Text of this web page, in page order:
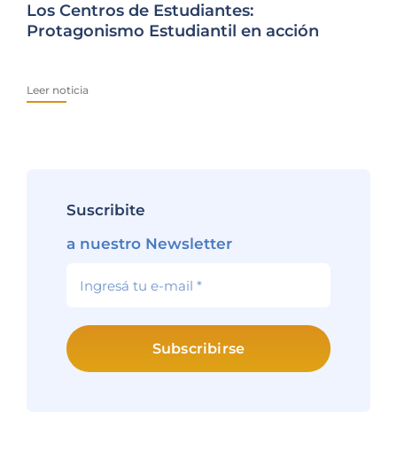
Los Centros de Estudiantes:
Protagonismo Estudiantil en acción
Leer noticia
Suscribite
a nuestro Newsletter
Subscribirse